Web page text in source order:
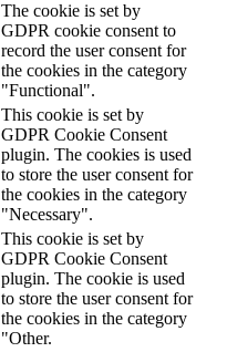
The cookie is set by
GDPR cookie consent to
record the user consent for
the cookies in the category
"Functional".
This cookie is set by
GDPR Cookie Consent
plugin. The cookies is used
to store the user consent for
the cookies in the category
"Necessary".
This cookie is set by
GDPR Cookie Consent
plugin. The cookie is used
to store the user consent for
the cookies in the category
"Other.